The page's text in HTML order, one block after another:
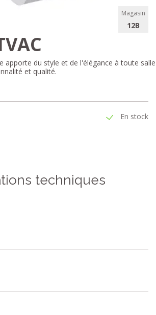
Magasin
12B
apporte du style et de l'élégance à toute salle
et qualité.
En stock
techniques